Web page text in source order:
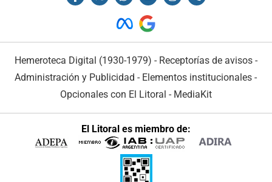
Hemeroteca Digital (1930-1979) - Receptorías de avisos -
Administración y Publicidad - Elementos institucionales -
Opcionales con El Litoral - MediaKit
El Litoral es miembro de: